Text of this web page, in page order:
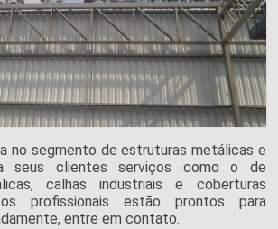
no segmento de estruturas metálicas e
seus clientes serviços como o de
calhas industriais e coberturas
profissionais estão prontos para
entre em contato.